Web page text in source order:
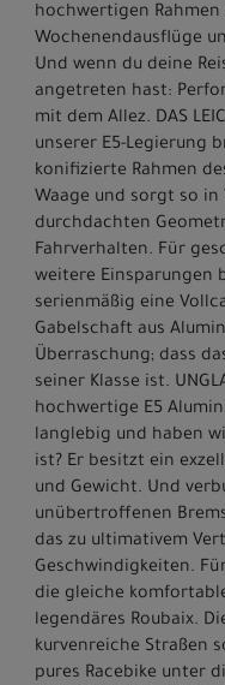
hochwertigen
Wochenendausflüge
Und wenn du deine
angetreten hast:
mit dem Allez. DAS
unserer E5-Legierung
konifizierte Rahmen
Waage und sorgt so
durchdachten
Fahrverhalten. Für
weitere Einsparungen
serienmäßig eine
Gabelschaft aus
Überraschung; dass
seiner Klasse ist.
hochwertige E5
langlebig und haben
ist? Er besitzt ein
und Gewicht. Und
unübertroffenen
das zu ultimativem
Geschwindigkeiten.
die gleiche
legendäres Roubaix.
kurvenreiche Straßen
pures Racebike unter